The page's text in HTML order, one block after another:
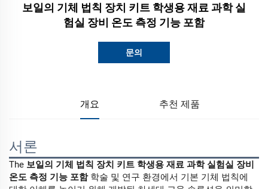
보일의 기체 법칙 장치 키트 학생용 재료 과학 실
험실 장비 온도 측정 기능 포함
문의
개요 추천 제품
서론
The 보일의 기체 법칙 장치 키트 학생용 재료 과학 실험실 장비
온도 측정 기능 포함 학술 및 연구 환경에서 기본 기체 법칙에